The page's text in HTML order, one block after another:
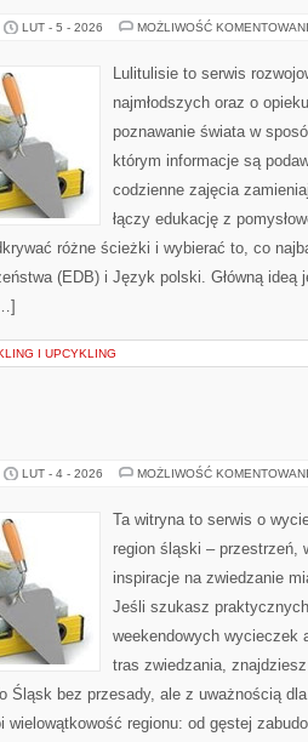
LUT - 5 - 2026 MOŻLIWOŚĆ
Lulitulisie to serwis
najmłodszych oraz o
poznawanie świata w
którym informacje są
codzienne zajęcia
łączy edukację z
różne ścieżki i wybierać to, co
(EDB) i Język polski. Główną ideą
I UPCYKLING
LUT - 4 - 2026 MOŻLIWOŚĆ
Ta witryna to serwis o
region śląski – przestrzeń,
inspiracje na zwiedzanie
Jeśli szukasz
weekendowych wycieczek
tras zwiedzania,
Śląsk bez przesady, ale z uważnością
wielowątkowość regionu: od gęstej